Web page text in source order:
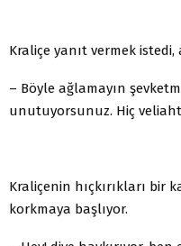
Kraliçe yanıt vermek
– Böyle ağlamayın
unutuyorsunuz. Hiç
Kraliçenin hıçkırıkları bir
korkmaya başlıyor.